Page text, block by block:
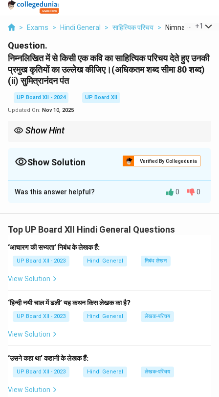
> Exams > Hindi General > साहित्यिक परिचय > Nimnalikhit Mein
+1
Question.
निम्नलिखित में से किसी एक कवि का साहित्यिक परिचय देते हुए उनकी
प्रमुख कृतियों का उल्लेख कीजिए।(अधिकतम शब्द सीमा 80 शब्द)
(ii) सुमित्रानंदन पंत
UP Board XII - 2024
UP Board XII
Updated On: Nov 10, 2025
Show Hint
Show Solution Verified By Collegedunia
Solution and Explanation
सुमित्रानंदन पंत छायावादी युग के प्रमुख कवि थे। उनकी भाषा अत्यंत
संवेदनशील पक्ष को अपने काव्य में व्यक्त करते थे।
Download Solution in PDF
Was this answer helpful? 0 0
Top UP Board XII Hindi General Questions
‘आचारण की सभ्यता’ निबंध के लेखक हैं:
UP Board XII - 2023 Hindi General निबंध लेखन
View Solution
‘हिन्दी नयी चाल में ढली’ यह कथन किस लेखक का है?
UP Board XII - 2023 Hindi General लेखक-परिचय
View Solution
‘उसने कहा था’ कहानी के लेखक हैं:
UP Board XII - 2023 Hindi General लेखक-परिचय
View Solution